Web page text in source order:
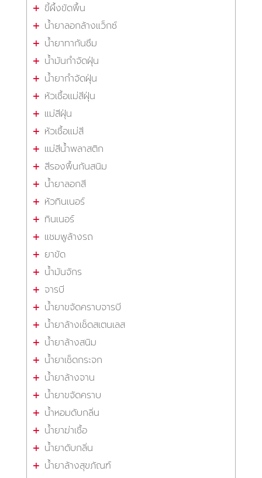
ขี้ผึ้งขัดพื้น
น้ำยาลอกล้างแว็กซ์
น้ำยาทากันซึม
น้ำมันกำจัดฝุ่น
น้ำยากำจัดฝุ่น
หัวเชื้อแม่สีฝุ่น
แม่สีฝุ่น
หัวเชื้อแม่สี
แม่สีน้ำพลาสติก
สีรองพื้นกันสนิม
น้ำยาลอกสี
หัวทินเนอร์
ทินเนอร์
แชมพูล้างรถ
ยาขัด
น้ำมันจักร
จารบี
น้ำยาขจัดคราบจารบี
น้ำยาล้างเช็ดสเตนเลส
น้ำยาล้างสนิม
น้ำยาเช็ดกระจก
น้ำยาล้างจาน
น้ำยาขจัดคราบ
น้ำหอมดับกลิ่น
น้ำยาฆ่าเชื้อ
น้ำยาดับกลิ่น
น้ำยาล้างสุขภัณฑ์